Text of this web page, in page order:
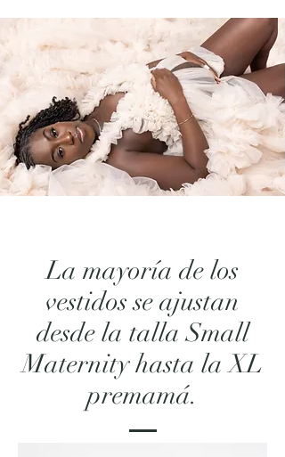
La mayoría de los
vestidos se ajustan
desde la talla Small
Maternity hasta la XL
premamá.